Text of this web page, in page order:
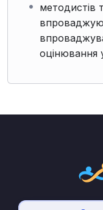
методистів
оцінювання